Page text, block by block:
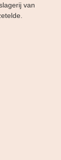
van